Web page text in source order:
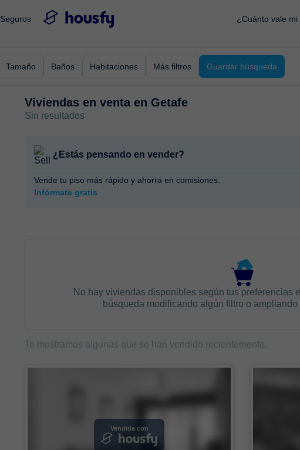
Seguros ¿Cuánto vale mi
Tamaño Baños Habitaciones Más filtros Guardar búsqueda
Viviendas en venta en Getafe
Sin resultados
¿Estás pensando en vender?
Vende tu piso más rápido y ahorra en comisiones.
Infórmate gratis
No hay viviendas disponibles según tus preferencias
búsqueda modificando algún filtro o
Te mostramos algunas que se han vendido recientemente.
Vendida con